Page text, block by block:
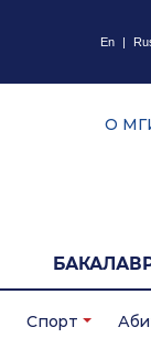
En |
О
Спорт